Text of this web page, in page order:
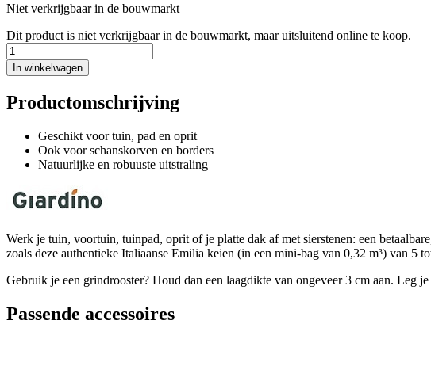
Niet verkrijgbaar in de bouwmarkt
Dit product is niet verkrijgbaar in de bouwmarkt, maar uitsluitend online te koop.
In winkelwagen
Productomschrijving
Geschikt voor tuin, pad en oprit
Ook voor schanskorven en borders
Natuurlijke en robuuste uitstraling
Werk je tuin, voortuin, tuinpad, oprit of je platte dak af met sierstenen: een
zoals deze authentieke Italiaanse Emilia keien (in een mini-bag van 0,32 m³) van 5
Gebruik je een grindrooster? Houd dan een laagdikte van ongeveer 3 cm aan. Leg
Passende accessoires